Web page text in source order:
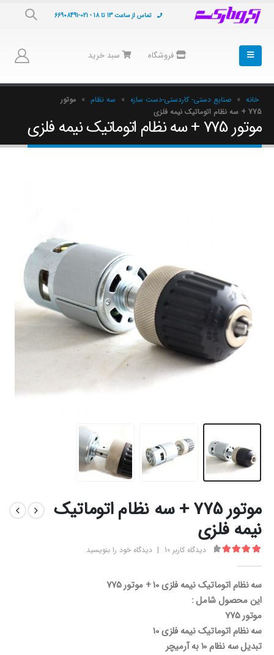
تماس از ساعت 13 تا 18 - 021-66908491
فروشگاه سبد خرید
خانه » صنایع دستی- کاردستی-دست سازه » سه نظام » موتور
775 + سه نظام اتوماتیک نیمه فلزی
موتور 775 + سه نظام اتوماتیک نیمه فلزی
موتور 775 + سه نظام اتوماتیک
نیمه فلزی
دیدگاه کاربر10
| دیدگاه خود را بنویسید
سه نظام اتوماتیک نیمه فلزی 10 + موتور 775
این محصول شامل :
موتور 775
سه نظام اتوماتیک نیمه فلزی 10
تبدیل سه نظام 10 به آرمیچر